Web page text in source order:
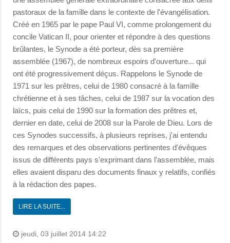
pastoraux de la famille dans le contexte de l'évangélisation.
Créé en 1965 par le pape Paul VI, comme prolongement du
concile Vatican II, pour orienter et répondre à des questions
brûlantes, le Synode a été porteur, dès sa première
assemblée (1967), de nombreux espoirs d'ouverture... qui
ont été progressivement déçus. Rappelons le Synode de
1971 sur les prêtres, celui de 1980 consacré à la famille
chrétienne et à ses tâches, celui de 1987 sur la vocation des
laïcs, puis celui de 1990 sur la formation des prêtres et,
dernier en date, celui de 2008 sur la Parole de Dieu. Lors de
ces Synodes successifs, à plusieurs reprises, j'ai entendu
des remarques et des observations pertinentes d'évêques
issus de différents pays s'exprimant dans l'assemblée, mais
elles avaient disparu des documents finaux y relatifs, confiés
à la rédaction des papes.
LIRE LA SUITE...
jeudi, 03 juillet 2014 14:22